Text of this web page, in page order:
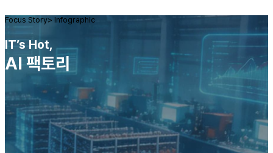
Focus Story> Infographic
IT’s Hot,
AI 팩토리